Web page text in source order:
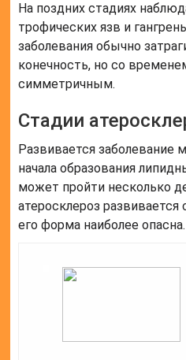
На поздних стадиях
трофических язв и
заболевания обычно
конечность, но со
симметричным.
Стадии
Развивается заболевание
начала образования
может пройти несколько
атеросклероз развивается
его форма наиболее опасна.